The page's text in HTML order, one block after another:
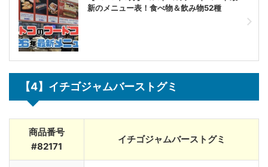
新のメニュー表！食べ物＆飲み物52種
【4】イチゴジャムバーストグミ
商品番号
#82171
イチゴジャムバーストグミ